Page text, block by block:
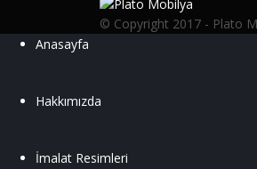
© Copyright 2017 - Plato
Anasayfa
Hakkımızda
İmalat Resimleri